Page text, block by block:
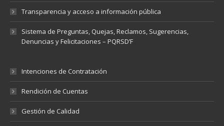
Transparencia y acceso a información pública
Sistema de Preguntas, Quejas, Reclamos, Sugerencias,
Denuncias y Felicitaciones – PQRSD’F
Intenciones de Contratación
Rendición de Cuentas
Gestión de Calidad